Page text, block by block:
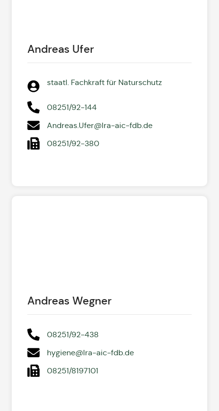
Andreas Ufer
staatl. Fachkraft für Naturschutz
08251/92-144
Andreas.Ufer@lra-aic-fdb.de
08251/92-380
Andreas Wegner
08251/92-438
hygiene@lra-aic-fdb.de
08251/8197101